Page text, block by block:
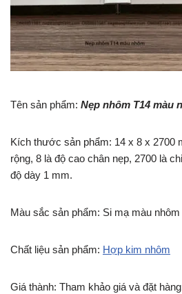
Tên sản phẩm: Nẹp nhôm T14 màu
Kích thước sản phẩm: 14 x 8 x 2700
rộng, 8 là độ cao chân nẹp, 2700 là
độ dày 1 mm.
Màu sắc sản phẩm: Si mạ màu
Chất liệu sản phẩm: Hợp kim nhôm
Giá thành: Tham khảo giá và đặt